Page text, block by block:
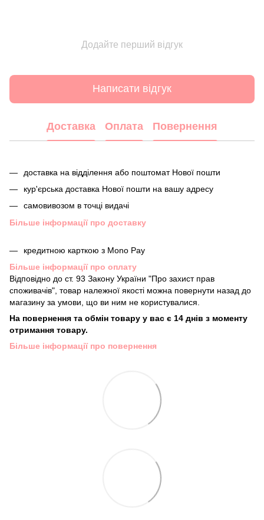
Додайте перший відгук
Написати відгук
Доставка Оплата Повернення
доставка на відділення або поштомат Нової пошти
кур'єрська доставка Нової пошти на вашу адресу
самовивозом в точці видачі
Більше інформації про доставку
кредитною карткою з Mono Pay
Більше інформації про оплату
Відповідно до ст. 93 Закону України "Про захист прав
споживачів", товар належної якості можна повернути назад до
магазину за умови, що ви ним не користувалися.
На повернення та обмін товару у вас є 14 днів з моменту
отримання товару.
Більше інформації про повернення